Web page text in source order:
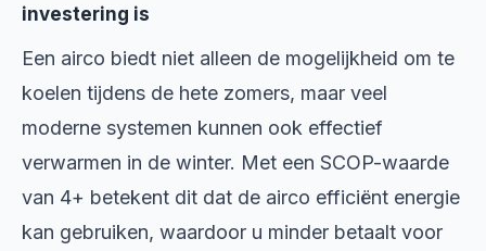
investering is
Een airco biedt niet alleen de mogelijkheid om te
koelen tijdens de hete zomers, maar veel
moderne systemen kunnen ook effectief
verwarmen in de winter. Met een SCOP-waarde
van 4+ betekent dit dat de airco efficiënt energie
kan gebruiken, waardoor u minder betaalt voor